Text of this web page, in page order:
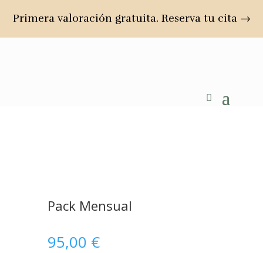
Primera valoración gratuita. Reserva tu cita →
Pack Mensual
95,00 €